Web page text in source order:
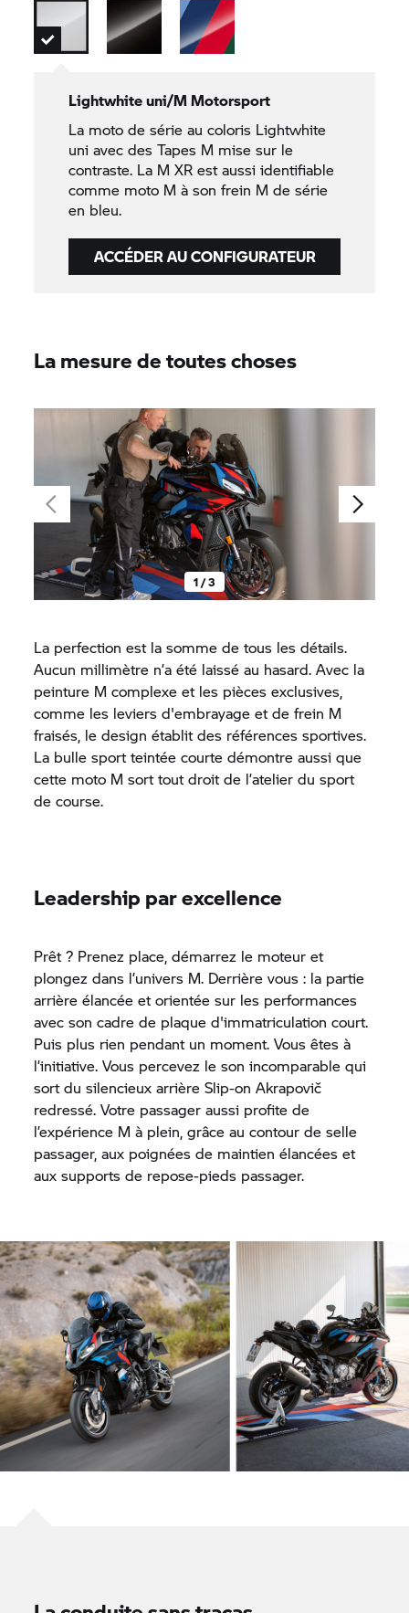
Lightwhite uni/M Motorsport
La moto de série au coloris Lightwhite
uni avec des Tapes M mise sur le
contraste. La M XR est aussi identifiable
comme moto M à son frein M de série
en bleu.
ACCÉDER AU CONFIGURATEUR
La mesure de toutes choses
1 / 3
La perfection est la somme de tous les détails.
Aucun millimètre n’a été laissé au hasard. Avec la
peinture M complexe et les pièces exclusives,
comme les leviers d'embrayage et de frein M
fraisés, le design établit des références sportives.
La bulle sport teintée courte démontre aussi que
cette moto M sort tout droit de l’atelier du sport
de course.
Leadership par excellence
Prêt ? Prenez place, démarrez le moteur et
plongez dans l’univers M. Derrière vous : la partie
arrière élancée et orientée sur les performances
avec son cadre de plaque d'immatriculation court.
Puis plus rien pendant un moment. Vous êtes à
l’initiative. Vous percevez le son incomparable qui
sort du silencieux arrière Slip-on Akrapovič
redressé. Votre passager aussi profite de
l’expérience M à plein, grâce au contour de selle
passager, aux poignées de maintien élancées et
aux supports de repose-pieds passager.